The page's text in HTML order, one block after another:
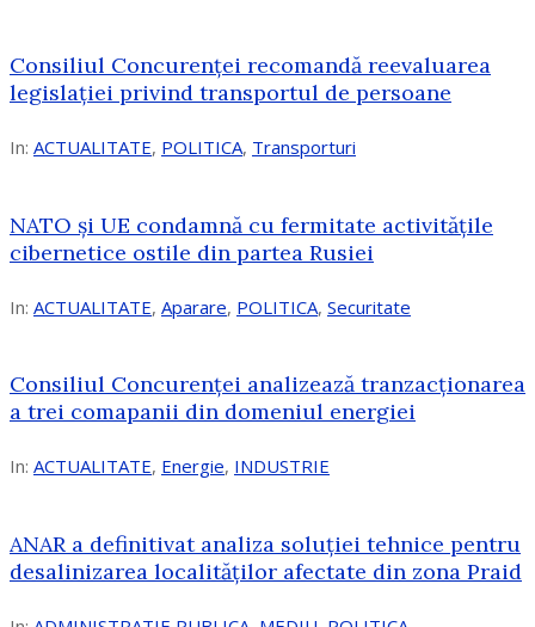
Consiliul Concurenței recomandă reevaluarea
legislației privind transportul de persoane
In: ACTUALITATE, POLITICA, Transporturi
NATO și UE condamnă cu fermitate activitățile
cibernetice ostile din partea Rusiei
In: ACTUALITATE, Aparare, POLITICA, Securitate
Consiliul Concurenţei analizează tranzacționarea
a trei comapanii din domeniul energiei
In: ACTUALITATE, Energie, INDUSTRIE
ANAR a definitivat analiza soluției tehnice pentru
desalinizarea localităților afectate din zona Praid